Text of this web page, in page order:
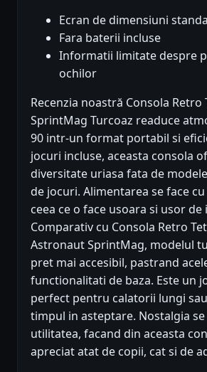
Ecran de dimensiuni
Fara baterii incluse
Informatii limitate despre
ochilor
Recenzia noastră Consola Retro
SprintMag Turcoaz readuce
90 intr-un format portabil si
jocuri incluse, aceasta consola
diversitate uriasa fata de
de jocuri. Alimentarea se face cu
ceea ce o face usoara si usor
Comparativ cu Consola Retro
Astronaut SprintMag, modelul
pret mai accesibil, pastrand
functionalitati de baza. Este un
perfect pentru calatorii lungi
timpul in asteptare. Nostalgia
utilitatea, facand din aceasta
apreciat atat de copii, cat si de